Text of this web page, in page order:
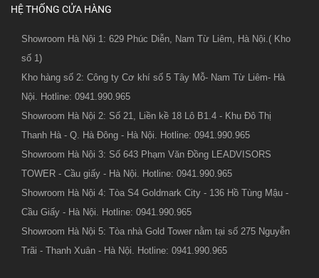
HỆ THỐNG CỬA HÀNG
Showroom Hà Nội 1: 629 Phúc Diễn, Nam Từ Liêm, Hà Nội.( Kho
số 1)
Kho hàng số 2: Công ty Cơ khí số 5 Tây Mỗ- Nam Từ Liêm- Hà
Nội. Hotline: 0941.990.965
Showroom Hà Nội 2: Số 21, Liền kề 18 Lô B1.4 - Khu Đô Thị
Thanh Hà - Q. Hà Đông - Hà Nội. Hotline: 0941.990.965
Showroom Hà Nội 3: Số 643 Phạm Văn Đồng LEADVISORS
TOWER - Cầu giấy - Hà Nội. Hotline: 0941.990.965
Showroom Hà Nội 4: Tòa S4 Goldmark City - 136 Hồ Tùng Mậu -
Cầu Giấy - Hà Nội. Hotline: 0941.990.965
Showroom Hà Nội 5: Tòa nhà Gold Tower nằm tại số 275 Nguyễn
Trãi - Thanh Xuân - Hà Nội. Hotline: 0941.990.965